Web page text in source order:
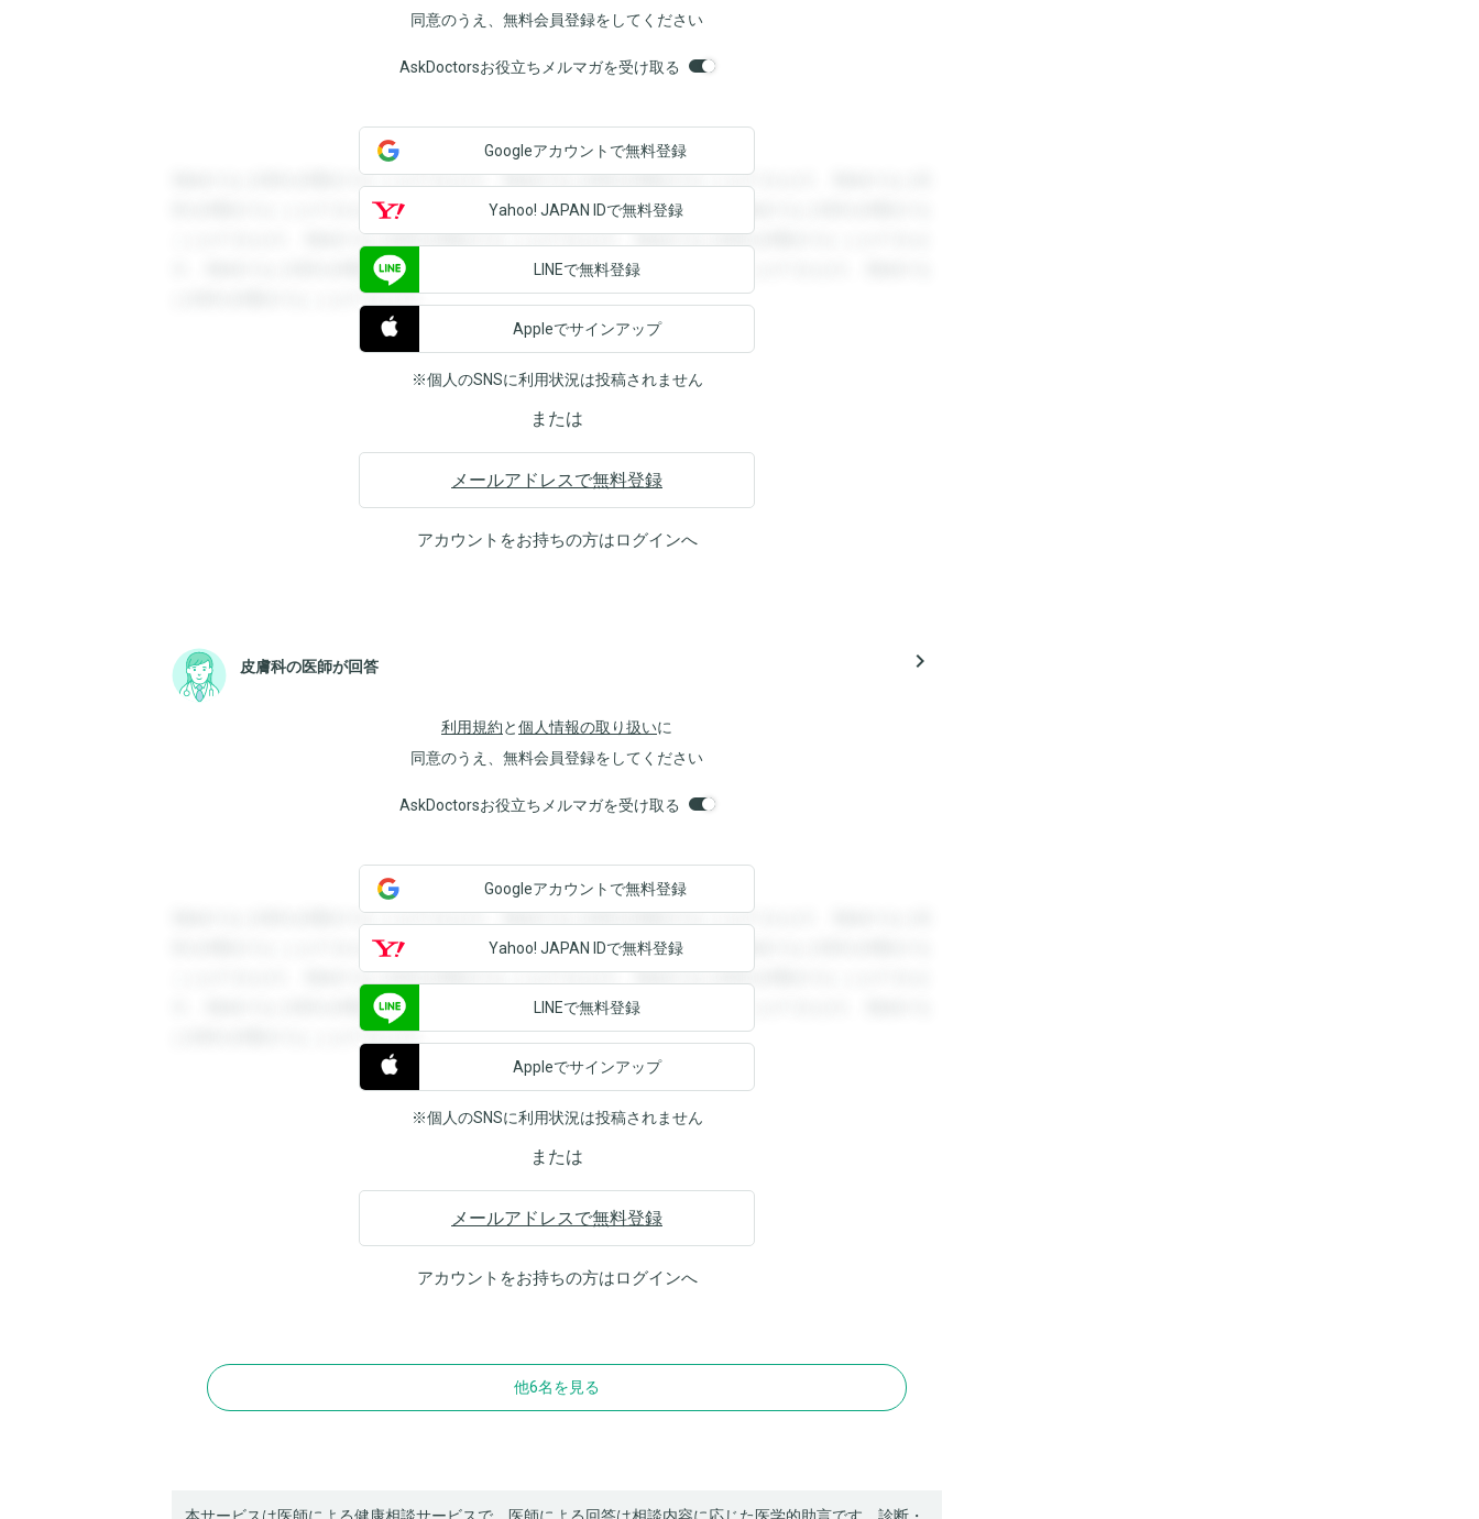
同意のうえ、無料会員登録をしてください
AskDoctorsお役立ちメルマガを受け取る
登録すると回答を閲覧することができます。登録すると回答を閲覧することができます。登録すると回
答を閲覧することができます。登録すると回答を閲覧することができます。登録すると回答を閲覧する
ことができます。登録すると回答を閲覧することができます。登録すると回答を閲覧することができま
す。登録すると回答を閲覧することができます。登録すると回答を閲覧することができます。登録する
と回答を閲覧することができます。
Googleアカウントで無料登録
Yahoo! JAPAN IDで無料登録
LINEで無料登録
Appleでサインアップ
※個人のSNSに利用状況は投稿されません
または
メールアドレスで無料登録
アカウントをお持ちの方はログインへ
皮膚科の医師が回答 navigate_next
利用規約と個人情報の取り扱いに
同意のうえ、無料会員登録をしてください
AskDoctorsお役立ちメルマガを受け取る
登録すると回答を閲覧することができます。登録すると回答を閲覧することができます。登録すると回
答を閲覧することができます。登録すると回答を閲覧することができます。登録すると回答を閲覧する
ことができます。登録すると回答を閲覧することができます。登録すると回答を閲覧することができま
す。登録すると回答を閲覧することができます。登録すると回答を閲覧することができます。登録する
と回答を閲覧することができます。
Googleアカウントで無料登録
Yahoo! JAPAN IDで無料登録
LINEで無料登録
Appleでサインアップ
※個人のSNSに利用状況は投稿されません
または
メールアドレスで無料登録
アカウントをお持ちの方はログインへ
他6名を見る